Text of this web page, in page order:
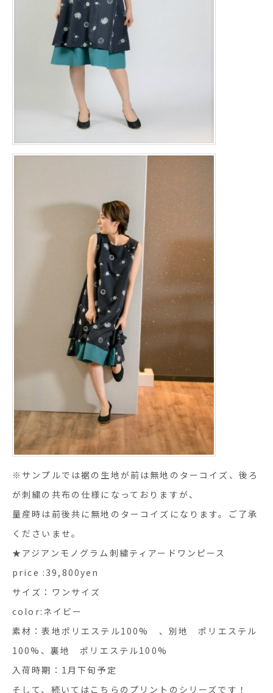
※サンプルでは裾の生地が前は無地のターコイズ、後ろ
が刺繍の共布の仕様になっておりますが、
量産時は前後共に無地のターコイズになります。ご了承
くださいませ。
★アジアンモノグラム刺繍ティアードワンピース
price :39,800yen
サイズ：ワンサイズ
color:ネイビー
素材：表地ポリエステル100% 、別地 ポリエステル
100%、裏地 ポリエステル100%
入荷時期：1月下旬予定
そして、続いてはこちらのプリントのシリーズです！